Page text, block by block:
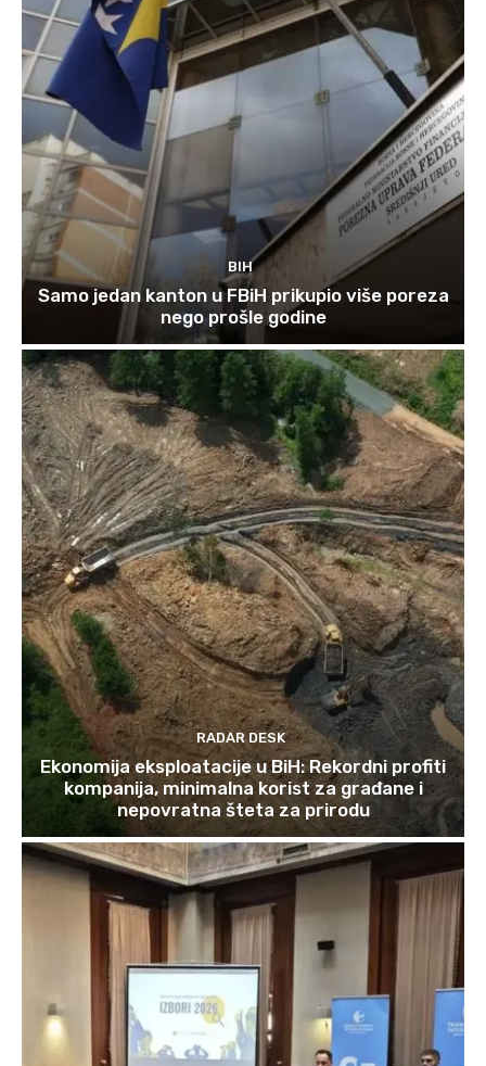
BIH
Samo jedan kanton u FBiH prikupio više poreza
nego prošle godine
RADAR DESK
Ekonomija eksploatacije u BiH: Rekordni profiti
kompanija, minimalna korist za građane i
nepovratna šteta za prirodu